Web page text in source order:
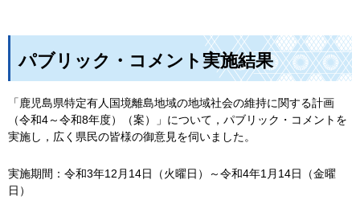
パブリック・コメント実施結果
「鹿児島県特定有人国境離島地域の地域社会の維持に関する計画
（令和4～令和8年度）（案）」について，パブリック・コメントを
実施し，広く県民の皆様の御意見を伺いました。
実施期間：令和3年12月14日（火曜日）～令和4年1月14日（金曜
日）